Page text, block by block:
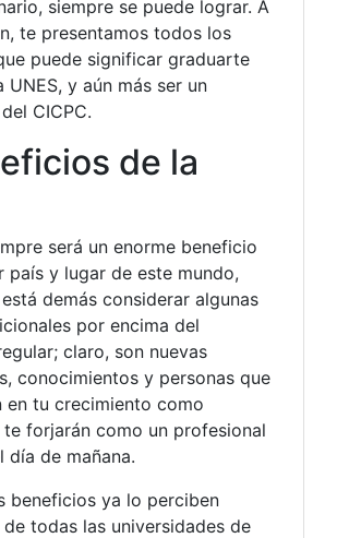
siempre se puede lograr. A
te presentamos todos los
puede significar graduarte
y aún más ser un
CICPC.
de la
será un enorme beneficio
país y lugar de este mundo,
demás considerar algunas
por encima del
claro, son nuevas
conocimientos y personas que
en tu crecimiento como
forjarán como un profesional
día de mañana.
beneficios ya lo perciben
todas las universidades de